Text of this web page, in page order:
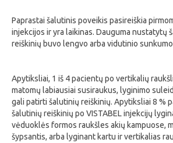
Paprastai šalutinis poveikis pasireiškia
injekcijos ir yra laikinas. Dauguma nustatytų
reiškinių buvo lengvo arba vidutinio
Apytiksliai, 1 iš 4 pacientų po vertikalių
matomų labiausiai susiraukus, lyginimo
gali patirti šalutinių reiškinių. Apytiksliai 8 %
šalutinių reiškinių po VISTABEL injekcijų
vėduoklės formos raukšles akių kampuose,
šypsantis, arba lyginant kartu ir vertikalias